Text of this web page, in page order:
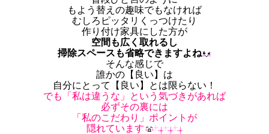
もよう替えの趣味でもなければ
むしろピッタリくっつけたり
作り付け家具にした方が
空間も広く取れるし
掃除スペースも省略できますよね
そんな感じで
誰かの【良い】は
自分にとって【良い】とは限らない！
でも「私は違うな」という気づきがあれば
必ずその裏には
「私のこだわり」ポイントが
隠れています